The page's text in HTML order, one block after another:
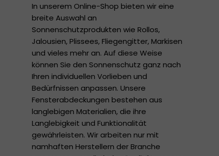
In unserem Online-Shop bieten wir eine
breite Auswahl an
Sonnenschutzprodukten wie Rollos,
Jalousien, Plissees, Fliegengitter, Markisen
und vieles mehr an. Auf diese Weise
können Sie den Sonnenschutz ganz nach
Ihren individuellen Vorlieben und
Bedürfnissen anpassen. Unsere
Fensterabdeckungen bestehen aus
langlebigen Materialien, die ihre
Langlebigkeit und Funktionalität
gewährleisten. Wir arbeiten nur mit
namhaften Herstellern der Branche